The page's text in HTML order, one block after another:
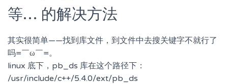
等… 的解决方法
其实很简单——找到库文件，到文件中去搜关键字不就行了
吗=￣ω￣=。
linux 底下，pb_ds 库在这个路径下：
/usr/include/c++/5.4.0/ext/pb_ds